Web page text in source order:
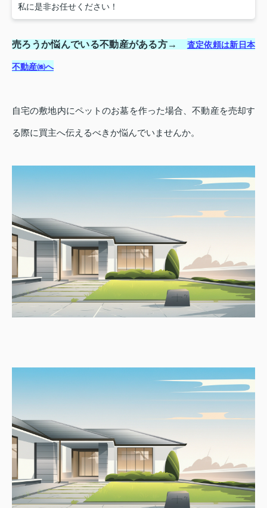
私に是非お任せください！
売ろうか悩んでいる不動産がある方→ 査定依頼は新日本
不動産㈱へ
自宅の敷地内にペットのお墓を作った場合、不動産を売却す
る際に買主へ伝えるべきか悩んでいませんか。